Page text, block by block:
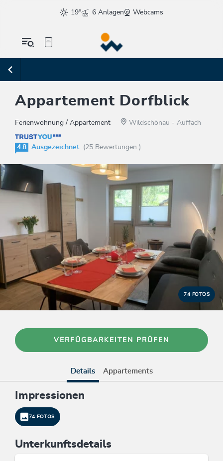
19° 6 Anlagen Webcams
Appartement Dorfblick
Ferienwohnung / Appartement Wildschönau - Auffach
4.8 Ausgezeichnet (25 Bewertungen )
74 FOTOS
VERFÜGBARKEITEN PRÜFEN
Details Appartements
Impressionen
74 FOTOS
Unterkunftsdetails